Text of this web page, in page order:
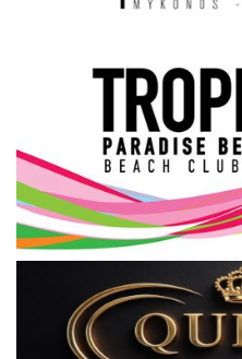
Σεβασμιώτατος Δωρόθεος Β’
Cost Of Living Crisis
Opinion + Analysis
L’Art des Sens
Local Elections 2023